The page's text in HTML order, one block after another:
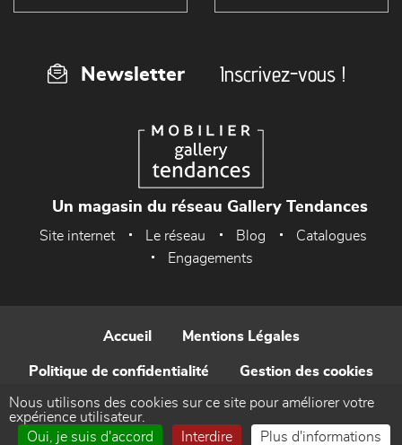
Newsletter Inscrivez-vous !
Un magasin du réseau Gallery Tendances
Site internet Le réseau Blog
Catalogues
Engagements
Accueil Mentions Légales
Politique de confidentialité Gestion des cookies
Contact
Nous utilisons des cookies sur ce site pour améliorer votre
expérience utilisateur.
Oui, je suis d'accord
Interdire Plus d'informations